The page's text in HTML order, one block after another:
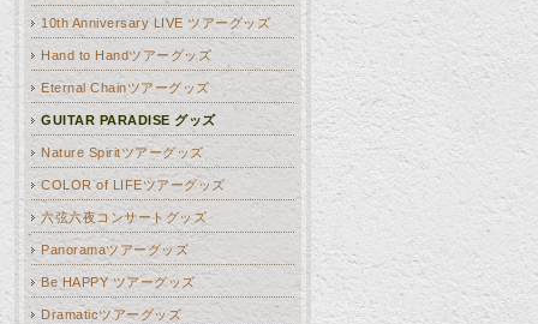
10th Anniversary LIVE ツアーグッズ
Hand to Handツアーグッズ
Eternal Chainツアーグッズ
GUITAR PARADISE グッズ
Nature Spiritツアーグッズ
COLOR of LIFEツアーグッズ
六弦六夜コンサートグッズ
Panoramaツアーグッズ
Be HAPPY ツアーグッズ
Dramaticツアーグッズ